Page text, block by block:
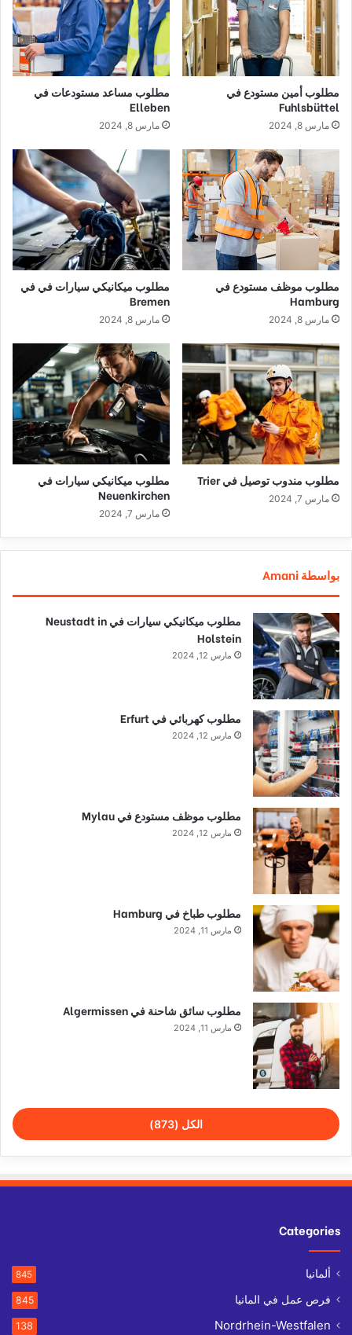
مطلوب أمين مستودع في
Fuhlsbüttel
مارس 8, 2024
مطلوب مساعد مستودعات في
Elleben
مارس 8, 2024
مطلوب موظف مستودع في
Hamburg
مارس 8, 2024
مطلوب ميكانيكي سيارات في في
Bremen
مارس 8, 2024
مطلوب مندوب توصيل في Trier
مارس 7, 2024
مطلوب ميكانيكي سيارات في
Neuenkirchen
مارس 7, 2024
بواسطة Amani
مطلوب ميكانيكي سيارات في Neustadt in
Holstein
مارس 12, 2024
مطلوب كهربائي في Erfurt
مارس 12, 2024
مطلوب موظف مستودع في Mylau
مارس 12, 2024
مطلوب طباخ في Hamburg
مارس 11, 2024
مطلوب سائق شاحنة في Algermissen
مارس 11, 2024
الكل (873)
Categories
ألمانيا 845
فرص عمل في المانيا 845
Nordrhein-Westfalen
138